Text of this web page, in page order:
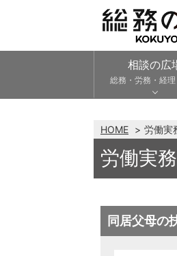
相談の広
総務・労務・経
HOME 労働実
労働実
同居父母の